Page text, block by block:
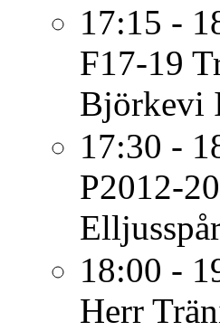
17:15 -
F17-19
Björkevi
17:30 -
P2012-
18:00 -
Herr